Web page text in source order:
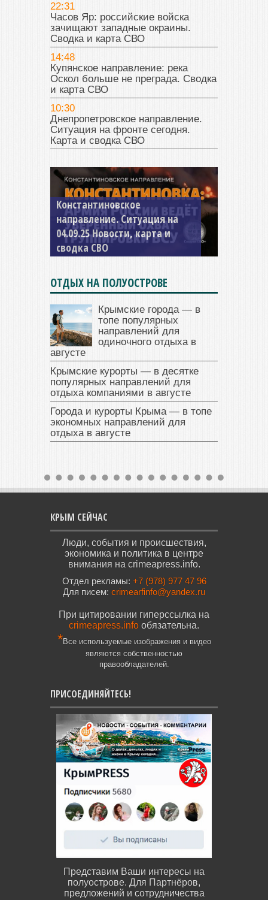
22:31
Часов Яр: российские войска
зачищают западные окраины.
Сводка и карта СВО
14:48
Купянское направление: река
Оскол больше не преграда. Сводка
и карта СВО
10:30
Днепропетровское направление.
Ситуация на фронте сегодня.
Карта и сводка СВО
Константиновское
направление. Ситуация на
04.09.25 Новости, карта и
сводка СВО
ОТДЫХ НА ПОЛУОСТРОВЕ
Крымские города — в
топе популярных
направлений для
одиночного отдыха в
августе
Крымские курорты — в десятке
популярных направлений для
отдыха компаниями в августе
Города и курорты Крыма — в топе
экономных направлений для
отдыха в августе
КРЫМ СЕЙЧАС
Люди, события и происшествия,
экономика и политика в центре
внимания на crimeapress.info.
Отдел рекламы: +7 (978) 977 47 96
Для писем: crimearfinfo@yandex.ru
При цитировании гиперссылка на
crimeapress.info обязательна.
*Все используемые изображения и видео
являются собственностью
правообладателей.
ПРИСОЕДИНЯЙТЕСЬ!
Представим Ваши интересы на
полуострове. Для Партнёров,
предложений и сотрудничества